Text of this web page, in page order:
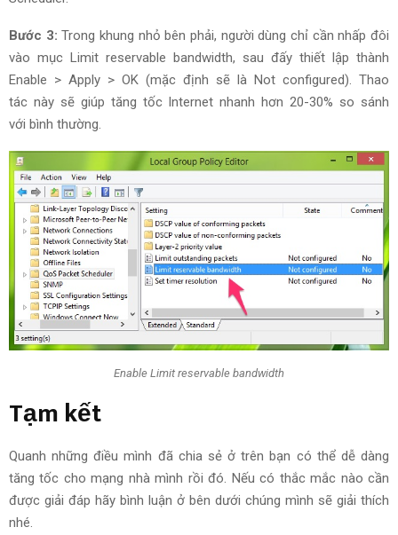
Bước 3:Trong khung nhỏ bên phải, người dùng chỉ cần nhấp đôi
vào mục Limit reservable bandwidth, sau đấy thiết lập thành
Enable > Apply > OK (mặc định sẽ là Not configured). Thao
tác này sẽ giúp tăng tốc Internet nhanh hơn 20-30% so sánh
với bình thường.
Enable Limit reservable bandwidth
Tạm kết
Quanh những điều mình đã chia sẻ ở trên bạn có thể dễ dàng
tăng tốc cho mạng nhà mình rồi đó. Nếu có thắc mắc nào cần
được giải đáp hãy bình luận ở bên dưới chúng mình sẽ giải thích
nhé.